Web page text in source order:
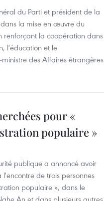
du Parti et président de la
la mise en œuvre du
renforçant la coopération dans
l'éducation et le
des Affaires étrangères
pour «
populaire »
publique a annoncé avoir
de trois personnes
populaire », dans le
An et dans plusieurs autres